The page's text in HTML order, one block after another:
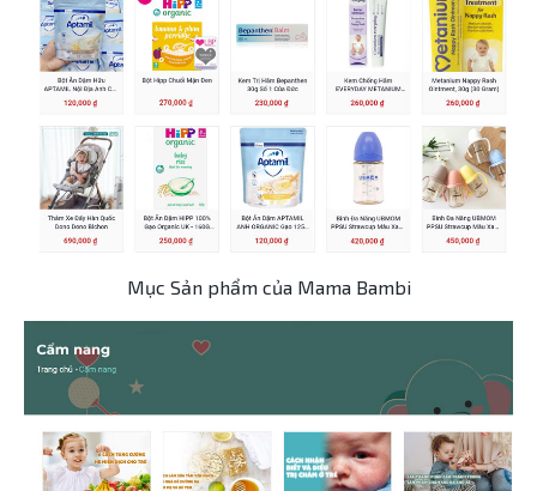
Mục Sản phẩm của Mama Bambi